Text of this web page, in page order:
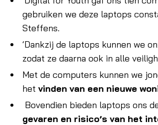
gebruiken we deze laptops
Steffens.
‘Dankzij de laptops kunnen we
zodat ze daarna ook in alle
Met de computers kunnen we
het vinden van een nieuwe
Bovendien bieden laptops ons
gevaren en risico’s van het